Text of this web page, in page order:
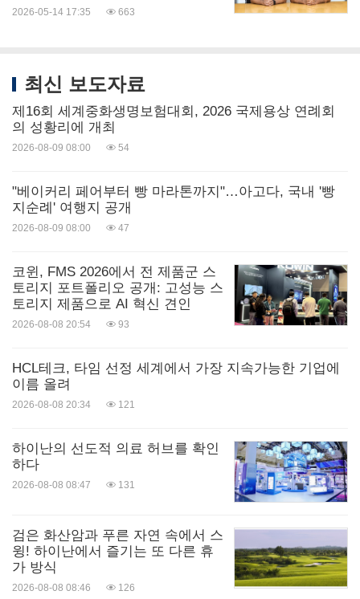
2026-05-14 17:35 663
최신 보도자료
제16회 세계중화생명보험대회, 2026 국제용상 연례회
의 성황리에 개최
2026-08-09 08:00 54
"베이커리 페어부터 빵 마라톤까지"…아고다, 국내 '빵
지순례' 여행지 공개
2026-08-09 08:00 47
코윈, FMS 2026에서 전 제품군 스
토리지 포트폴리오 공개: 고성능 스
토리지 제품으로 AI 혁신 견인
2026-08-08 20:54 93
HCL테크, 타임 선정 세계에서 가장 지속가능한 기업에
이름 올려
2026-08-08 20:34 121
하이난의 선도적 의료 허브를 확인
하다
2026-08-08 08:47 131
검은 화산암과 푸른 자연 속에서 스
윙! 하이난에서 즐기는 또 다른 휴
가 방식
2026-08-08 08:46 126